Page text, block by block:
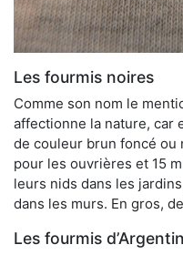
Les fourmis noires
Comme son nom le
affectionne la nature, car
de couleur brun foncé ou
pour les ouvrières et 15
leurs nids dans les
dans les murs. En gros,
Les fourmis